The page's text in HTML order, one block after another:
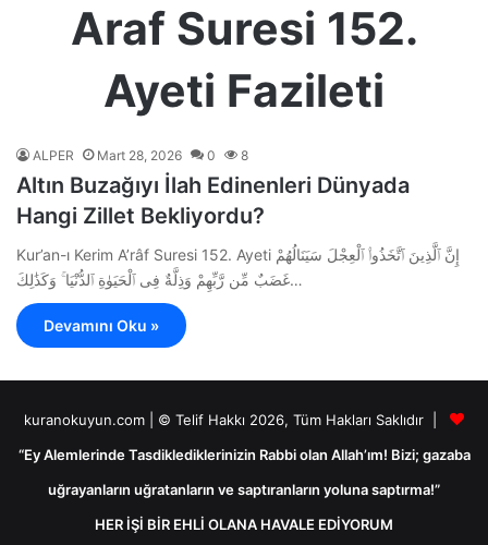
Araf Suresi 152.
Ayeti Fazileti
ALPER Mart 28, 2026 0 8
Altın Buzağıyı İlah Edinenleri Dünyada
Hangi Zillet Bekliyordu?
Kur’an-ı Kerim A’râf Suresi 152. Ayeti إِنَّ ٱلَّذِينَ ٱتَّخَذُوا۟ ٱلْعِجْلَ سَيَنَالُهُمْ
غَضَبٌ مِّن رَّبِّهِمْ وَذِلَّةٌ فِى ٱلْحَيَوٰةِ ٱلدُّنْيَا ۚ وَكَذَٰلِكَ…
Devamını Oku »
kuranokuyun.com | © Telif Hakkı 2026, Tüm Hakları Saklıdır |
“Ey Alemlerinde Tasdiklediklerinizin Rabbi olan Allah’ım! Bizi; gazaba
uğrayanların uğratanların ve saptıranların yoluna saptırma!”
HER İŞİ BİR EHLİ OLANA HAVALE EDİYORUM